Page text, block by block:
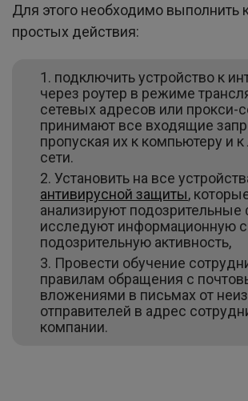
Для этого необходимо выполнить
простых действия:
подключить устройство к
через роутер в режиме
сетевых адресов или прокси-
принимают все входящие
пропуская их к компьютеру и к
сети.
Установить на все
антивирусной защиты,
анализируют
исследуют информационную
подозрительную активность,
Провести обучение
правилам обращения с
вложениями в письмах от
отправителей в адрес
компании.